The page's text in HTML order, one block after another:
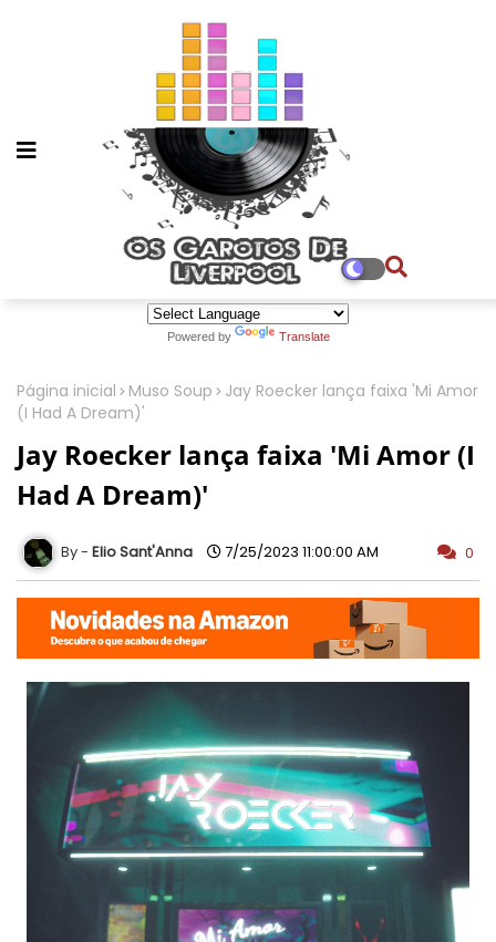
Powered by Translate
Página inicial Muso Soup
Jay Roecker lança faixa 'Mi Amor
(I Had A Dream)'
Jay Roecker lança faixa 'Mi Amor (I
Had A Dream)'
Elio Sant'Anna 7/25/2023 11:00:00 AM 0